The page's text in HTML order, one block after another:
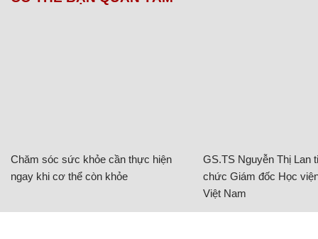
Chăm sóc sức khỏe cần thực hiện
ngay khi cơ thể còn khỏe
GS.TS Nguyễn Thị Lan
chức Giám đốc Học
Việt Nam